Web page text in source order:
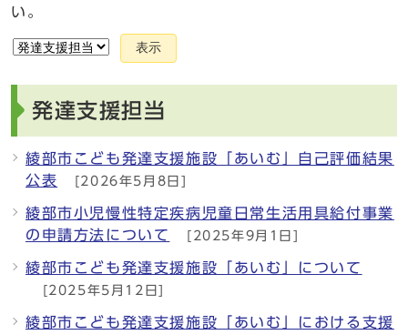
い。
表示
発達支援担当
綾部市こども発達支援施設「あいむ」自己評価結果
公表
[2026年5月8日]
綾部市小児慢性特定疾病児童日常生活用具給付事業
の申請方法について
[2025年9月1日]
綾部市こども発達支援施設「あいむ」について
[2025年5月12日]
綾部市こども発達支援施設「あいむ」における支援